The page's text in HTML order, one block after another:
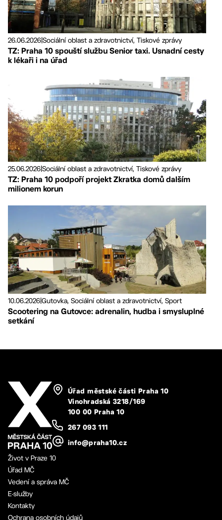
26.06.2026Sociální oblast a zdravotnictví, Tiskové zprávy
TZ: Praha 10 spouští službu Senior taxi. Usnadní cesty
k lékaři i na úřad
25.06.2026Sociální oblast a zdravotnictví, Tiskové zprávy
TZ: Praha 10 podpoří projekt Zkratka domů dalším
milionem korun
10.06.2026Gutovka, Sociální oblast a zdravotnictví, Sport
Scootering na Gutovce: adrenalin, hudba i smysluplné
setkání
Úřad městské části Praha 10
Vinohradská 3218/169
100 00 Praha 10
267 093 111
info@praha10.cz
Život v Praze 10
Úřad MČ
Vedení a správa MČ
E-služby
Kontakty
Ochrana osobních údajů